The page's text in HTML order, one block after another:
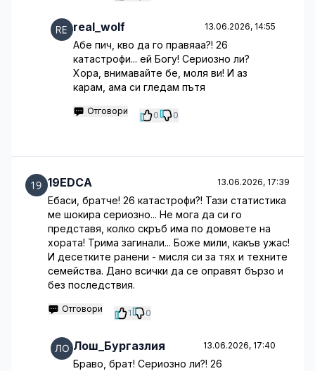
real_wolf 13.06.2026, 14:55
Абе пич, кво да го правяаа?! 26
катастрофи... ей Богу! Сериозно ли?
Хора, внимавайте бе, моля ви! И аз
карам, ама си гледам пътя
Отговори 0 0
19EDCA 13.06.2026, 17:39
Ебаси, братче! 26 катастрофи?! Тази статистика
ме шокира сериозно... Не мога да си го
представя, колко скръб има по домовете на
хората! Трима загинали... Боже мили, какъв ужас!
И десетките ранени - мисля си за тях и техните
семейства. Дано всички да се оправят бързо и
без последствия.
Отговори 1 0
Лош_Бургазлия 13.06.2026, 17:40
Браво, брат! Сериозно ли?! 26